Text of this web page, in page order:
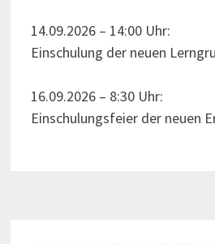
14.09.2026 – 14:00 Uhr:
Einschulung der neuen
16.09.2026 – 8:30 Uhr:
Einschulungsfeier der neuen